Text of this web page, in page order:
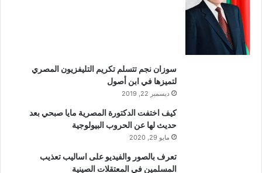
سوزان نجم تتسلم تكريم التليفزيون المصري
لتميزها في ابن أصول
ديسمبر 22, 2019
كيف اختفت الدكتورة المصرية مايا صبحي بعد
حديث لها عن الحروب البيولوجية
مايو 29, 2020
تعرف بالصور والفيديو على اساليب تعذيب
المسلمين في المعتقلات الصينية